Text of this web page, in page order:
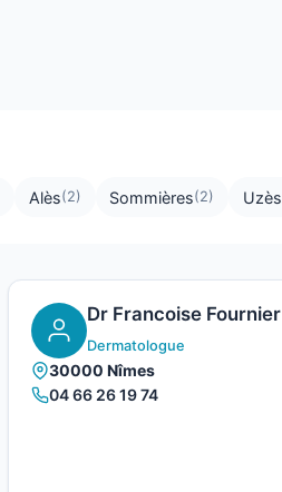
Alès(2) Sommières(2) Uzès
Dr Francoise Fournier
Dermatologue
30000 Nîmes
04 66 26 19 74